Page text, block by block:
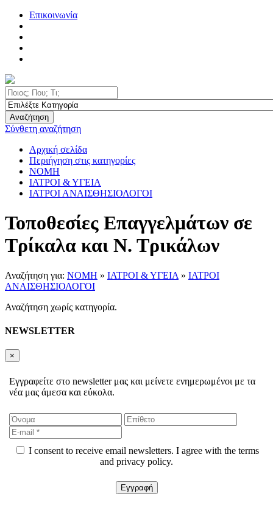
Επικοινωνία
Αναζήτηση
Σύνθετη αναζήτηση
Αρχική σελίδα
Περιήγηση στις κατηγορίες
ΝΟΜΗ
ΙΑΤΡΟΙ & ΥΓΕΙΑ
ΙΑΤΡΟΙ ΑΝΑΙΣΘΗΣΙΟΛΟΓΟΙ
Τοποθεσίες Επαγγελμάτων σε
Τρίκαλα και Ν. Τρικάλων
Αναζήτηση για: ΝΟΜΗ » ΙΑΤΡΟΙ & ΥΓΕΙΑ » ΙΑΤΡΟΙ
ΑΝΑΙΣΘΗΣΙΟΛΟΓΟΙ
Αναζήτηση χωρίς κατηγορία.
NEWSLETTER
×
Εγγραφείτε στο newsletter μας και μείνετε ενημερωμένοι με τα
νέα μας άμεσα και εύκολα.
I consent to receive email newsletters. I agree with the terms
and privacy policy.